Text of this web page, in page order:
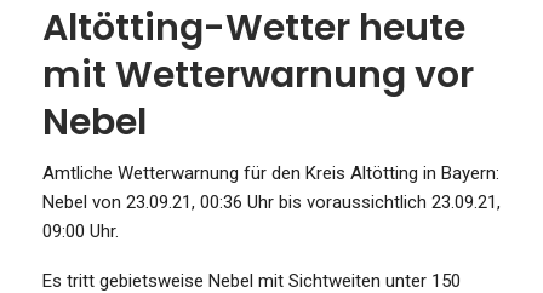
Altötting-Wetter heute
mit Wetterwarnung vor
Nebel
Amtliche Wetterwarnung für den Kreis Altötting in Bayern:
Nebel von 23.09.21, 00:36 Uhr bis voraussichtlich 23.09.21,
09:00 Uhr.
Es tritt gebietsweise Nebel mit Sichtweiten unter 150